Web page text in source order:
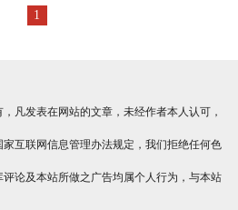
1
凡发表在网站的文章，未经作者本人认可，
互联网信息管理办法规定，我们拒绝任何色
论及本站所做之广告均属个人行为，与本站